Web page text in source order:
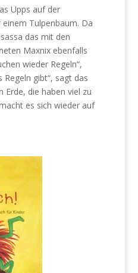
Upps auf der
Tulpenbaum. Da
das mit den
Maxnix ebenfalls
wieder Regeln“,
gibt“, sagt das
Erde, die haben viel zu
es sich wieder auf